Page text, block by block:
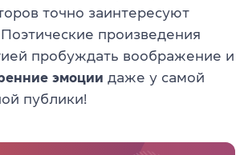
точно заинтересуют
произведения
пробуждать воображение и
эмоции даже у самой
публики!